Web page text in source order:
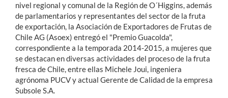
nivel regional y comunal de la Región de O´Higgins, además
de parlamentarios y representantes del sector de la fruta
de exportación, la Asociación de Exportadores de Frutas de
Chile AG (Asoex) entregó el "Premio Guacolda",
correspondiente a la temporada 2014-2015, a mujeres que
se destacan en diversas actividades del proceso de la fruta
fresca de Chile, entre ellas Michele Joui, ingeniera
agrónoma PUCV y actual Gerente de Calidad de la empresa
Subsole S.A.